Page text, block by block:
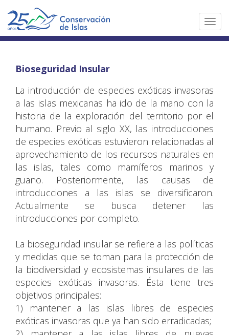
Bioseguridad Insular
La introducción de especies exóticas invasoras
a las islas mexicanas ha ido de la mano con la
historia de la exploración del territorio por el
humano. Previo al siglo XX, las introducciones
de especies exóticas estuvieron relacionadas al
aprovechamiento de los recursos naturales en
las islas, tales como mamíferos marinos y
guano. Posteriormente, las causas de
introducciones a las islas se diversificaron.
Actualmente se busca detener las
introducciones por completo.
La bioseguridad insular se refiere a las políticas
y medidas que se toman para la protección de
la biodiversidad y ecosistemas insulares de las
especies exóticas invasoras. Ésta tiene tres
objetivos principales:
1) mantener a las islas libres de especies
exóticas invasoras que ya han sido erradicadas;